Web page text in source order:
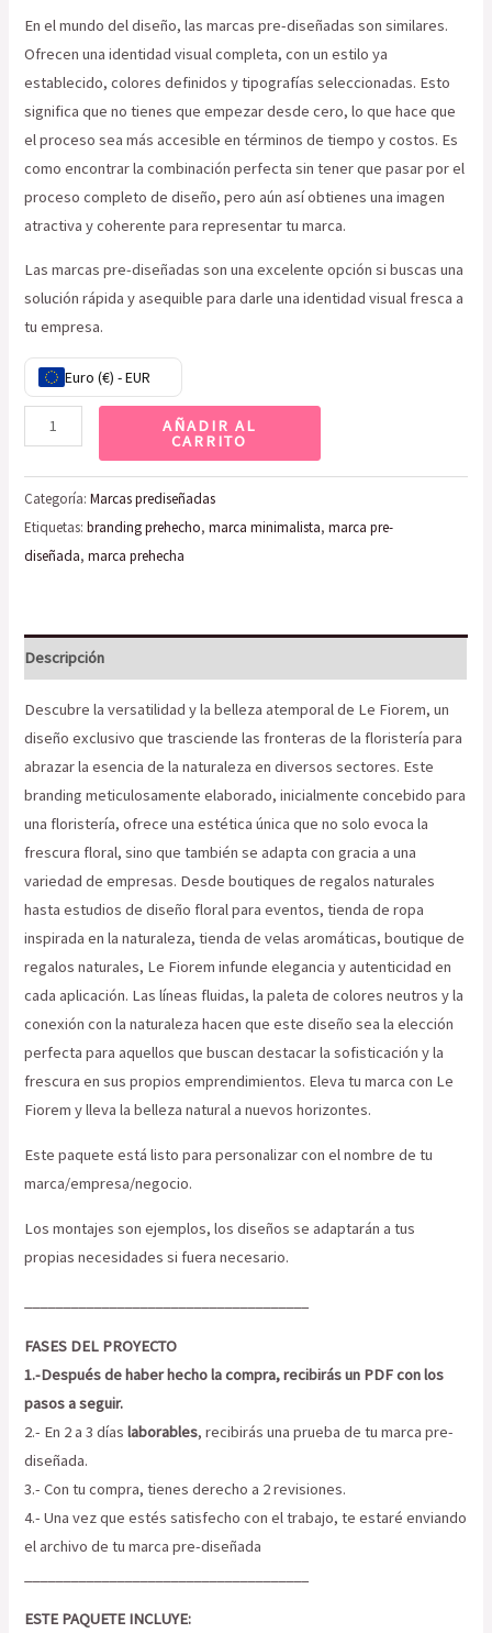
En el mundo del diseño, las marcas pre-diseñadas son similares.
Ofrecen una identidad visual completa, con un estilo ya
establecido, colores definidos y tipografías seleccionadas. Esto
significa que no tienes que empezar desde cero, lo que hace que
el proceso sea más accesible en términos de tiempo y costos. Es
como encontrar la combinación perfecta sin tener que pasar por el
proceso completo de diseño, pero aún así obtienes una imagen
atractiva y coherente para representar tu marca.
Las marcas pre-diseñadas son una excelente opción si buscas una
solución rápida y asequible para darle una identidad visual fresca a
tu empresa.
Euro (€) - EUR
AÑADIR AL
CARRITO
Categoría:Marcas prediseñadas
Etiquetas:branding prehecho,marca minimalista,marca pre-
diseñada,marca prehecha
Descripción
Descubre la versatilidad y la belleza atemporal de Le Fiorem, un
diseño exclusivo que trasciende las fronteras de la floristería para
abrazar la esencia de la naturaleza en diversos sectores. Este
branding meticulosamente elaborado, inicialmente concebido para
una floristería, ofrece una estética única que no solo evoca la
frescura floral, sino que también se adapta con gracia a una
variedad de empresas. Desde boutiques de regalos naturales
hasta estudios de diseño floral para eventos, tienda de ropa
inspirada en la naturaleza, tienda de velas aromáticas, boutique de
regalos naturales, Le Fiorem infunde elegancia y autenticidad en
cada aplicación. Las líneas fluidas, la paleta de colores neutros y la
conexión con la naturaleza hacen que este diseño sea la elección
perfecta para aquellos que buscan destacar la sofisticación y la
frescura en sus propios emprendimientos. Eleva tu marca con Le
Fiorem y lleva la belleza natural a nuevos horizontes.
Este paquete está listo para personalizar con el nombre de tu
marca/empresa/negocio.
Los montajes son ejemplos, los diseños se adaptarán a tus
propias necesidades si fuera necesario.
FASES DEL PROYECTO
1.-Después de haber hecho la compra, recibirás un PDF con los
pasos a seguir.
2.- En 2 a 3 díaslaborables, recibirás una prueba de tu marca pre-
diseñada.
3.- Con tu compra, tienes derecho a 2 revisiones.
4.- Una vez que estés satisfecho con el trabajo, te estaré enviando
el archivo de tu marca pre-diseñada
ESTE PAQUETE INCLUYE: